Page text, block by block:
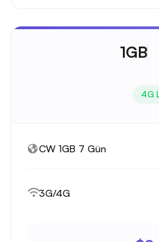
1GB
4G
CW 1GB 7 Gün
3G/4G